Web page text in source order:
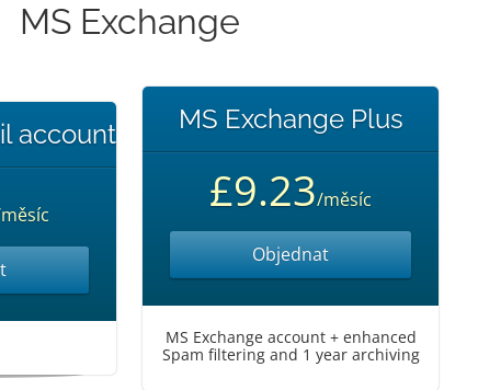
MS Exchange
account MS Exchange Plus
£9.23/měsíc
Objednat
MS Exchange account + enhanced
Spam filtering and 1 year archiving